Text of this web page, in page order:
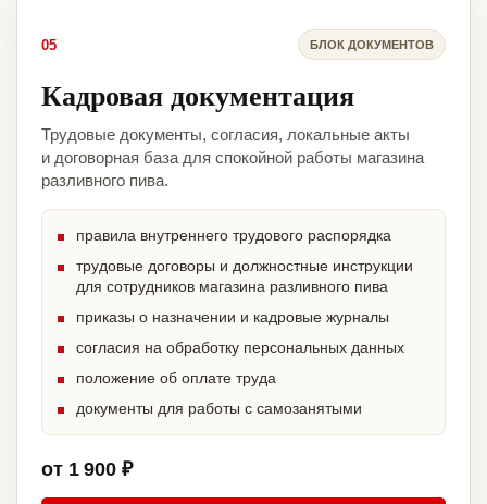
05 БЛОК ДОКУМЕНТОВ
Кадровая документация
Трудовые документы, согласия, локальные акты
и договорная база для спокойной работы магазина
разливного пива.
правила внутреннего трудового распорядка
трудовые договоры и должностные инструкции
для сотрудников магазина разливного пива
приказы о назначении и кадровые журналы
согласия на обработку персональных данных
положение об оплате труда
документы для работы с самозанятыми
от 1 900 ₽